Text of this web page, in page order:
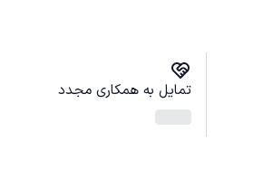
تمایل به همکاری مجدد